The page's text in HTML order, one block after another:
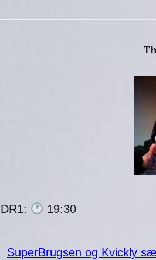
DR1: 19:30
SuperBrugsen og Kvickly